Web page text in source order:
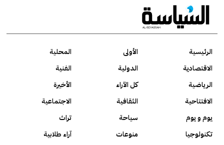
الرئيسية الأولى
المحلية
الاقتصادية
الدولية
الفنية
الرياضية
كل الآراء
الأخيرة
الافتتاحية
الثقافية
الاجتماعية
يوم و يوم
سياحة
تراث
تكنولوجيا
منوعات
آراء طلابية